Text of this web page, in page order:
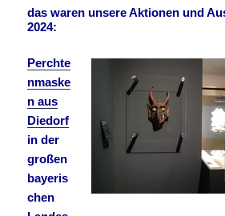
das waren unsere Aktionen und
2024:
Perchte
nmaske
n aus
Diedorf
in der
großen
bayeris
chen